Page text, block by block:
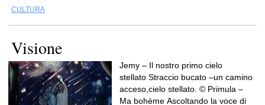
CULTURA
Visione
Jemy – Il nostro primo cielo
stellato Straccio bucato –un camino
acceso,cielo stellato. © Primula –
Ma bohème Ascoltando la voce di